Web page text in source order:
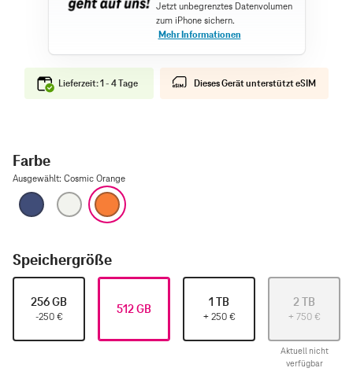
Lieferzeit: 1 - 4 Tage Dieses Gerät unterstützt eSIM
Farbe
Ausgewählt: Cosmic Orange
Tiefblau Silber
Speichergröße
256 GB
-250 €
512 GB 1 TB
+ 250 €
2 TB
+ 750 €
Aktuell nicht
verfügbar